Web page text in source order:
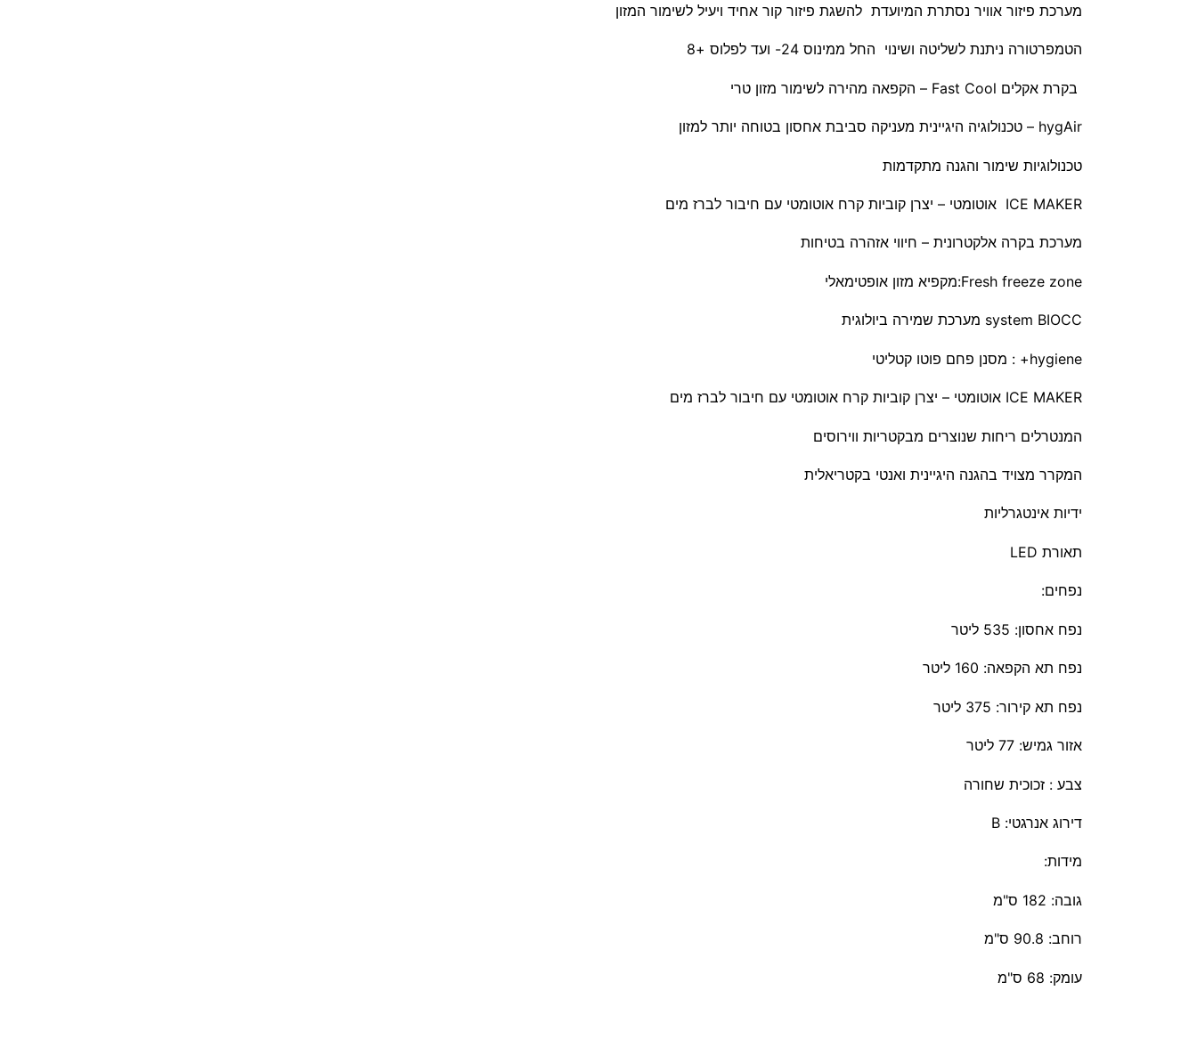
מערכת פיזור אוויר נסתרת המיועדת להשגת פיזור קור אחיד ויעיל לשימור המזון
הטמפרטורה ניתנת לשליטה ושינוי החל ממינוס 24- ועד לפלוס +8
בקרת אקלים Fast Cool – הקפאה מהירה לשימור מזון טרי
hygAir – טכנולוגיה היגיינית מעניקה סביבת אחסון בטוחה יותר למזון
טכנולוגיות שימור והגנה מתקדמות
ICE MAKER אוטומטי – יצרן קוביות קרח אוטומטי עם חיבור לברז מים
מערכת בקרה אלקטרונית– חיווי אזהרה בטיחות
Fresh freeze zone:מקפיא מזון אופטימאלי
system BIOCC מערכת שמירה ביולוגית
hygiene+ : מסנן פחם פוטו קטליטי
ICE MAKER אוטומטי – יצרן קוביות קרח אוטומטי עם חיבור לברז מים
המנטרלים ריחות שנוצרים מבקטריות ווירוסים
המקרר מצויד בהגנה היגיינית ואנטי בקטריאלית
ידיות אינטגרליות
תאורת LED
נפחים:
נפח אחסון: 535 ליטר
נפח תא הקפאה: 160 ליטר
נפח תא קירור: 375 ליטר
אזור גמיש: 77 ליטר
צבע : זכוכית שחורה
דירוג אנרגטי: B
מידות:
גובה: 182 ס"מ
רוחב: 90.8 ס"מ
עומק: 68 ס"מ